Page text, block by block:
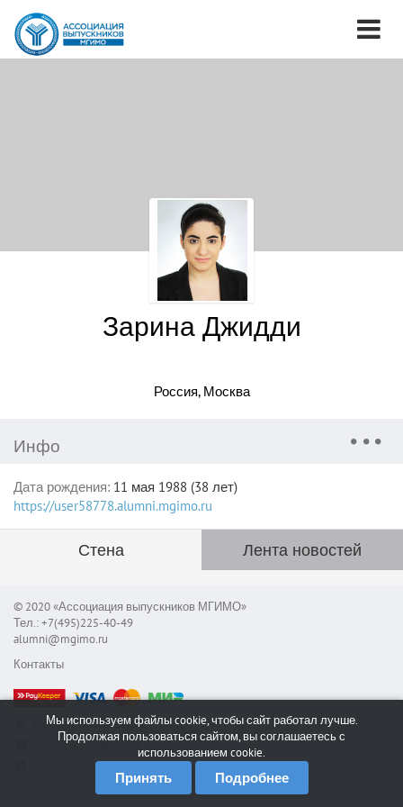
Зарина Джидди
Россия, Москва
Инфо
Дата рождения: 11 мая 1988 (38 лет)
https://user58778.alumni.mgimo.ru
Стена Лента новостей
© 2020 «Ассоциация выпускников МГИМО»
Тел.: +7(495)225-40-49
alumni@mgimo.ru
Контакты
Сообщить об ошибке
Служба поддержки
Мы используем файлы cookie, чтобы сайт работал лучше.
Продолжая пользоваться сайтом, вы соглашаетесь с
использованием cookie.
Принять Подробнее